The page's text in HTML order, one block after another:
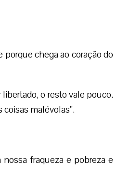
chega ao coração do
o resto vale pouco.
coisas malévolas”.
fraqueza e pobreza e